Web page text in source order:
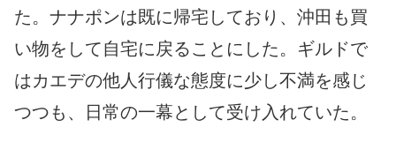
た。ナナポンは既に帰宅しており、沖田も買
い物をして自宅に戻ることにした。ギルドで
はカエデの他人行儀な態度に少し不満を感じ
つつも、日常の一幕として受け入れていた。